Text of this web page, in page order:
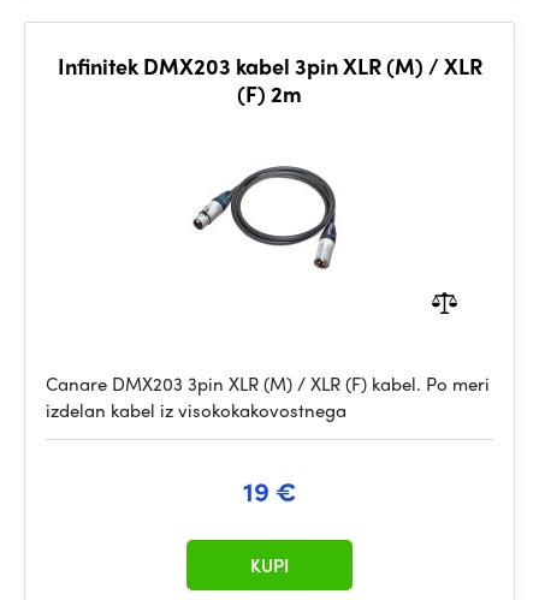
Infinitek DMX203 kabel 3pin XLR (M) / XLR
(F) 2m
Canare DMX203 3pin XLR (M) / XLR (F) kabel. Po meri
izdelan kabel iz visokokakovostnega
19 €
KUPI